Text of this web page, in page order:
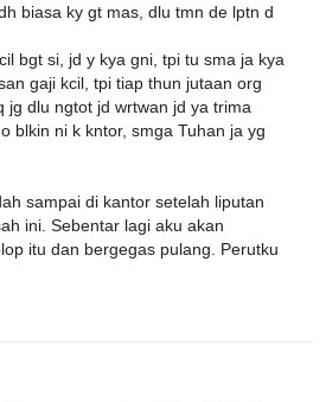
biasa ky gt mas, dlu tmn de lptn d
bgt si, jd y kya gni, tpi tu sma ja kya
gaji kcil, tpi tiap thun jutaan org
jg dlu ngtot jd wrtwan jd ya trima
blkin ni k kntor, smga Tuhan ja yg
sampai di kantor setelah liputan
ini. Sebentar lagi aku akan
itu dan bergegas pulang. Perutku